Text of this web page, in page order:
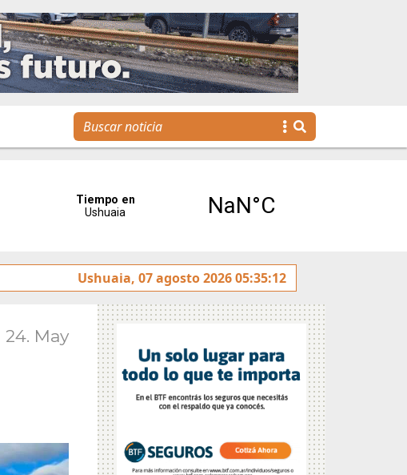
una agenda para toda la familia
Ushuaia, 07 agosto 2026 05:35:12
May